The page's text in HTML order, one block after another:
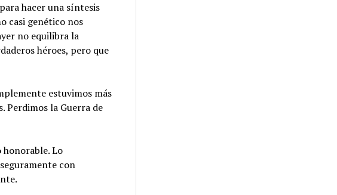
hacer una síntesis
casi genético nos
no equilibra la
héroes, pero que
estuvimos más
Perdimos la Guerra de
honorable. Lo
con